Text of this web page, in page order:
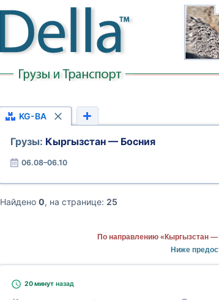
KG-BA
Грузы: Кыргызстан — Босния
06.08–06.10
Найдено 0, на странице: 25
По направлению «Кыргызстан —
Ниже
20 минутназад